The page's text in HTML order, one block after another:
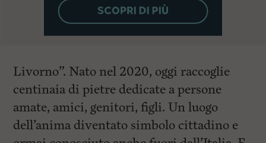
Livorno”. Nato nel 2020, oggi raccoglie
centinaia di pietre dedicate a persone
amate, amici, genitori, figli. Un luogo
dell’anima diventato simbolo cittadino e